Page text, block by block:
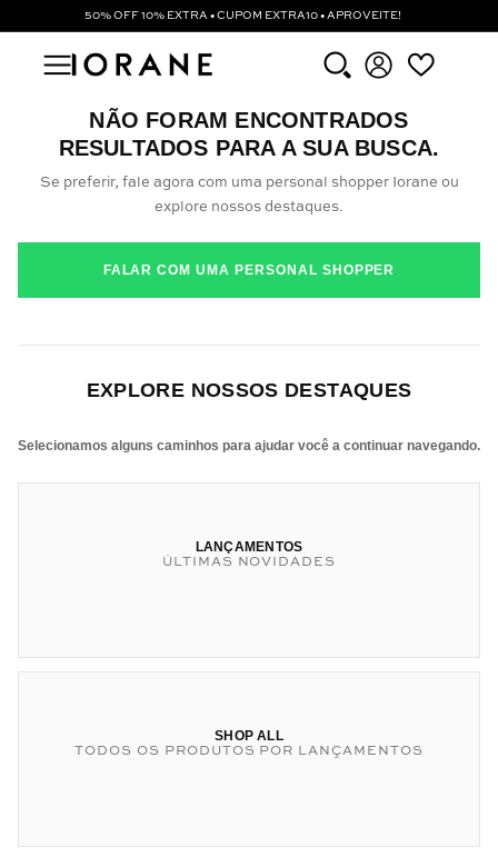
50% OFF 10% EXTRA • CUPOM EXTRA10 • APROVEITE!
NÃO FORAM ENCONTRADOS
RESULTADOS PARA A SUA BUSCA.
Se preferir, fale agora com uma personal shopper Iorane ou
explore nossos destaques.
FALAR COM UMA PERSONAL SHOPPER
EXPLORE NOSSOS DESTAQUES
Selecionamos alguns caminhos para ajudar você a continuar navegando.
LANÇAMENTOS
ÚLTIMAS NOVIDADES
SHOP ALL
TODOS OS PRODUTOS POR LANÇAMENTOS